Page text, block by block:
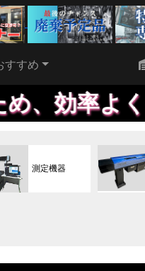
すすめ
作業が進め
測定機器